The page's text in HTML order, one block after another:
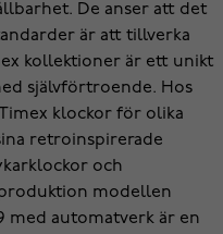
De anser att det
är att tillverka
kollektioner är ett unikt
självförtroende. Hos
klockor för olika
retroinspirerade
och
modellen
med automatverk är en